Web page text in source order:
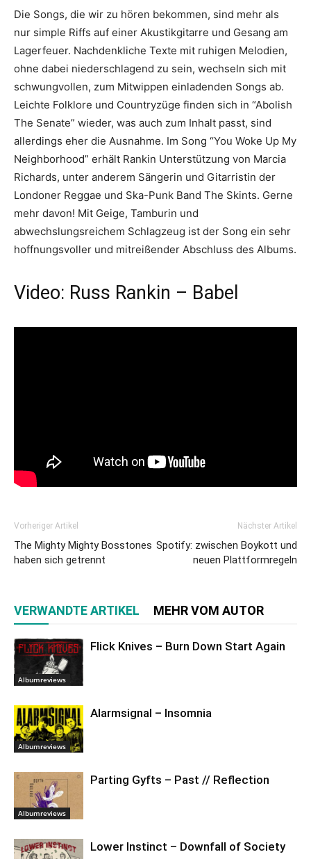
Die Songs, die wir zu hören bekommen, sind mehr als
nur simple Riffs auf einer Akustikgitarre und Gesang am
Lagerfeuer. Nachdenkliche Texte mit ruhigen Melodien,
ohne dabei niederschlagend zu sein, wechseln sich mit
schwungvollen, zum Mitwippen einladenden Songs ab.
Leichte Folklore und Countryzüge finden sich in “Abolish
The Senate” wieder, was auch zum Inhalt passt, sind
allerdings eher die Ausnahme. Im Song “You Woke Up My
Neighborhood” erhält Rankin Unterstützung von Marcia
Richards, unter anderem Sängerin und Gitarristin der
Londoner Reggae und Ska-Punk Band The Skints. Gerne
mehr davon! Mit Geige, Tamburin und
abwechslungsreichem Schlagzeug ist der Song ein sehr
hoffnungsvoller und mitreißender Abschluss des Albums.
Video: Russ Rankin – Babel
Vorheriger Artikel
The Mighty Mighty Bosstones
haben sich getrennt
Nächster Artikel
Spotify: zwischen Boykott und
neuen Plattformregeln
VERWANDTE ARTIKEL MEHR VOM AUTOR
Albumreviews
Flick Knives – Burn Down Start Again
Albumreviews
Alarmsignal – Insomnia
Albumreviews
Parting Gyfts – Past // Reflection
Lower Instinct – Downfall of Society